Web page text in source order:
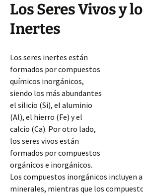
Los Seres Vivos y
Inertes
Los seres inertes están
formados por compuestos
químicos inorgánicos,
siendo los más abundantes
el silicio (Si), el aluminio
(Al), el hierro (Fe) y el
calcio (Ca). Por otro lado,
los seres vivos están
formados por compuestos
orgánicos e inorgánicos.
Los compuestos inorgánicos incluyen
minerales, mientras que los